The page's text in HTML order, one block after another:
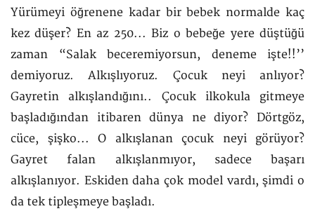
Yürümeyi öğrenene kadar bir bebek normalde kaç
kez düşer? En az 250... Biz o bebeğe yere düştüğü
zaman “Salak beceremiyorsun, deneme işte!!’’
demiyoruz. Alkışlıyoruz. Çocuk neyi anlıyor?
Gayretin alkışlandığını.. Çocuk ilkokula gitmeye
başladığından itibaren dünya ne diyor? Dörtgöz,
cüce, şişko... O alkışlanan çocuk neyi görüyor?
Gayret falan alkışlanmıyor, sadece başarı
alkışlanıyor. Eskiden daha çok model vardı, şimdi o
da tek tipleşmeye başladı.